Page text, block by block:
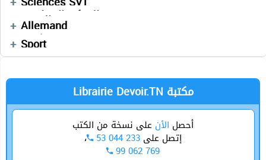
التفكير الإسلامي
Français
العربية
Devoirs
Allemand
Devoirs
Anglais
Devoirs
Sport
Enchainement
Librairie Devoir.TN مكتبة
أحصل الأن على نسخة من الكتب
إتصل على 53 044 233 ،
99 062 769